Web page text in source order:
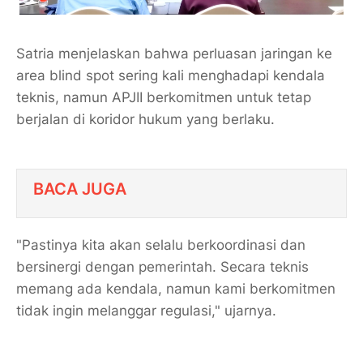
Satria menjelaskan bahwa perluasan jaringan ke
area blind spot sering kali menghadapi kendala
teknis, namun APJII berkomitmen untuk tetap
berjalan di koridor hukum yang berlaku.
BACA JUGA
​"Pastinya kita akan selalu berkoordinasi dan
bersinergi dengan pemerintah. Secara teknis
memang ada kendala, namun kami berkomitmen
tidak ingin melanggar regulasi," ujarnya.